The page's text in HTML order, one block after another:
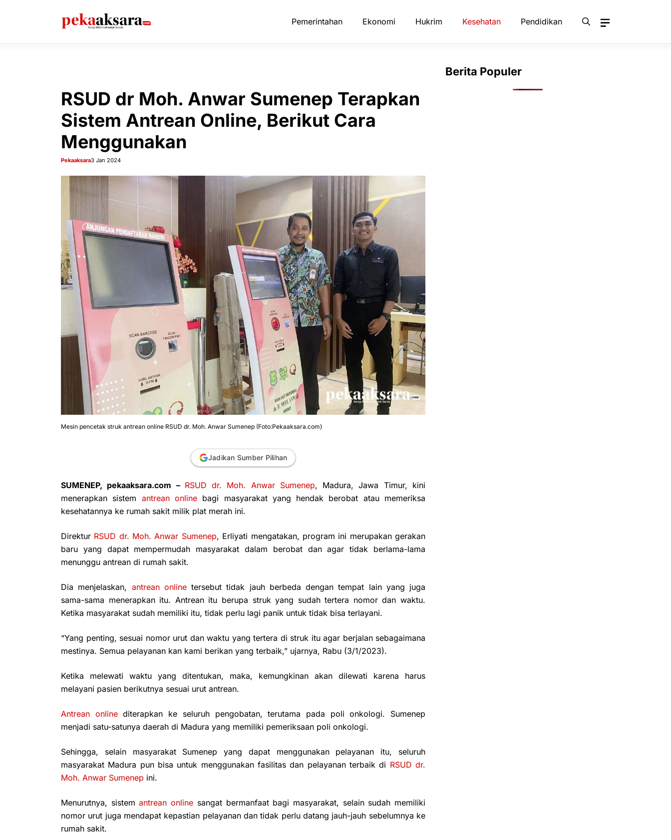
Pemerintahan Ekonomi Hukrim Kesehatan Pendidikan
RSUD dr Moh. Anwar Sumenep Terapkan
Sistem Antrean Online, Berikut Cara
Menggunakan
Pekaaksara3 Jan 2024
Mesin pencetak struk antrean online RSUD dr. Moh. Anwar Sumenep (Foto:Pekaaksara.com)
Jadikan Sumber Pilihan
SUMENEP, pekaaksara.com – RSUD dr. Moh. Anwar Sumenep, Madura, Jawa Timur, kini
menerapkan sistem antrean onlinebagi masyarakat yang hendak berobat atau memeriksa
kesehatannya ke rumah sakit milik plat merah ini.
Direktur RSUD dr. Moh. Anwar Sumenep, Erliyati mengatakan, program ini merupakan gerakan
baru yang dapat mempermudah masyarakat dalam berobat dan agar tidak berlama-lama
menunggu antrean di rumah sakit.
Dia menjelaskan, antrean onlinetersebut tidak jauh berbeda dengan tempat lain yang juga
sama-sama menerapkan itu. Antrean itu berupa struk yang sudah tertera nomor dan waktu.
Ketika masyarakat sudah memiliki itu, tidak perlu lagi panik untuk tidak bisa terlayani.
“Yang penting, sesuai nomor urut dan waktu yang tertera di struk itu agar berjalan sebagaimana
mestinya. Semua pelayanan kan kami berikan yang terbaik,” ujarnya, Rabu (3/1/2023).
Ketika melewati waktu yang ditentukan, maka, kemungkinan akan dilewati karena harus
melayani pasien berikutnya sesuai urut antrean.
Antrean onlinediterapkan ke seluruh pengobatan, terutama pada poli onkologi. Sumenep
menjadi satu-satunya daerah di Madura yang memiliki pemeriksaan poli onkologi.
Sehingga, selain masyarakat Sumenep yang dapat menggunakan pelayanan itu, seluruh
masyarakat Madura pun bisa untuk menggunakan fasilitas dan pelayanan terbaik di RSUD dr.
Moh. Anwar Sumenep ini.
Menurutnya, sistemantrean online sangat bermanfaat bagi masyarakat, selain sudah memiliki
nomor urut juga mendapat kepastian pelayanan dan tidak perlu datang jauh-jauh sebelumnya ke
rumah sakit.
Berita Populer